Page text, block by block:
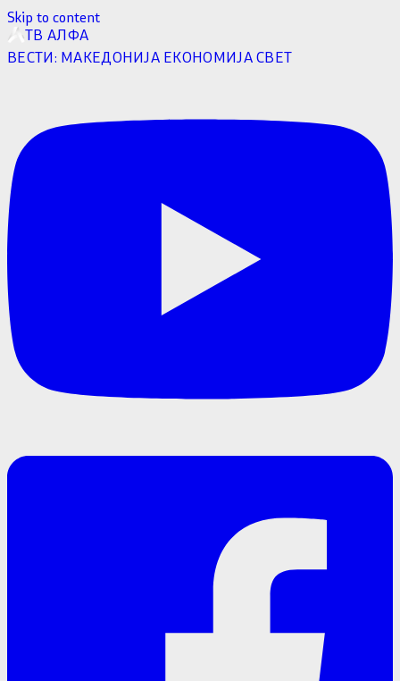
Skip to content
ТВ АЛФА
ВЕСТИ: МАКЕДОНИЈА ЕКОНОМИЈАСВЕТ